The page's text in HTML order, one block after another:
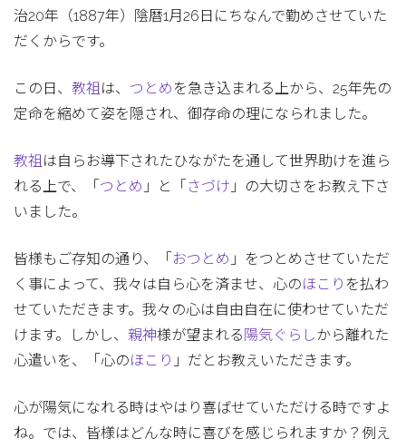
治20年（1887年）陰暦1月26日にちなんで勤めさせていた
だくからです。
この日、 教祖 は、 つとめ を急き込まれる上から、25年先の
定命を縮めて姿を隠され、御存命の理になられました。
教祖 は自らお導下されたひながたを通して世界助けを進ら
れる上で、「 つとめ 」と「 さづけ 」の大切さをお教え下さ
いました。
皆様もご存知の通り、「 おつとめ 」をつとめさせていただ
く事によって、我々は自ら心を済ませ、心のほこり を払わ
せていただきます。我々の心は自由自在に使わせていただ
けます。しかし、 親神様が望まれる 陽気ぐらしから離れた
心遣いを、「心のほこり 」だとお教えいただきます。
心が陽気になれる時はやはり喜ばせていただける時ですよ
ね。では、皆様はどんな時に喜びを感じられますか？例え